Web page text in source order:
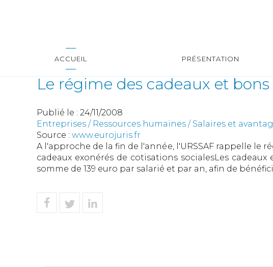
ACCUEIL PRÉSENTATION
Le régime des cadeaux et
Publié le : 24/11/2008
Entreprises / Ressources humaines / Salaires et
Source : www.eurojuris.fr
A l'approche de la fin de l'année, l'URSSAF rappelle le
cadeaux exonérés de cotisations socialesLes
somme de 139 euro par salarié et par an, afin de